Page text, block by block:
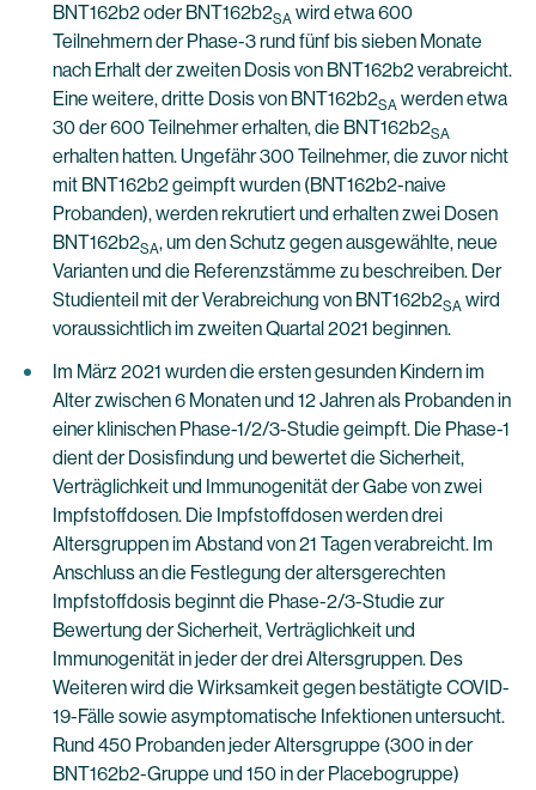
BNT162b2 oder BNT162b2SA wird etwa 600
Teilnehmern der Phase-3 rund fünf bis sieben Monate
nach Erhalt der zweiten Dosis von BNT162b2 verabreicht.
Eine weitere, dritte Dosis von BNT162b2SA werden etwa
30 der 600 Teilnehmer erhalten, die BNT162b2SA
erhalten hatten. Ungefähr 300 Teilnehmer, die zuvor nicht
mit BNT162b2 geimpft wurden (BNT162b2-naive
Probanden), werden rekrutiert und erhalten zwei Dosen
BNT162b2SA, um den Schutz gegen ausgewählte, neue
Varianten und die Referenzstämme zu beschreiben. Der
Studienteil mit der Verabreichung von BNT162b2SA wird
voraussichtlich im zweiten Quartal 2021 beginnen.
Im März 2021 wurden die ersten gesunden Kindern im
Alter zwischen 6 Monaten und 12 Jahren als Probanden in
einer klinischen Phase-1/2/3-Studie geimpft. Die Phase-1
dient der Dosisfindung und bewertet die Sicherheit,
Verträglichkeit und Immunogenität der Gabe von zwei
Impfstoffdosen. Die Impfstoffdosen werden drei
Altersgruppen im Abstand von 21 Tagen verabreicht. Im
Anschluss an die Festlegung der altersgerechten
Impfstoffdosis beginnt die Phase-2/3-Studie zur
Bewertung der Sicherheit, Verträglichkeit und
Immunogenität in jeder der drei Altersgruppen. Des
Weiteren wird die Wirksamkeit gegen bestätigte COVID-
19-Fälle sowie asymptomatische Infektionen untersucht.
Rund 450 Probanden jeder Altersgruppe (300 in der
BNT162b2-Gruppe und 150 in der Placebogruppe)